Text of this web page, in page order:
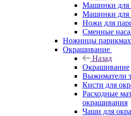
Машинки для
Машинки для
Ножи для
Сменные
Ножницы
Окрашивание
Назад
Окрашивание
Выжиматели
Кисти для
Расходные
окрашивания
Чаши для